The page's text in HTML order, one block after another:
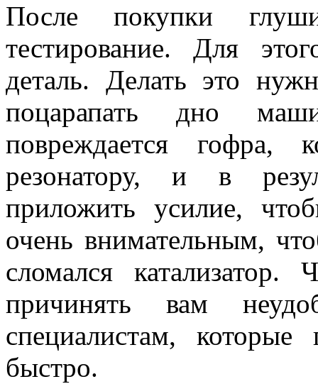
После покупки
тестирование. Для
деталь. Делать это
поцарапать дно
повреждается гофра,
резонатору, и в
приложить усилие,
очень внимательным,
сломался
причинять вам
специалистам, которые
быстро.